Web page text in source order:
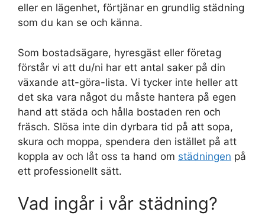
eller en lägenhet, förtjänar en grundlig städning
som du kan se och känna.
Som bostadsägare, hyresgäst eller företag
förstår vi att du/ni har ett antal saker på din
växande att-göra-lista. Vi tycker inte heller att
det ska vara något du måste hantera på egen
hand att städa och hålla bostaden ren och
fräsch. Slösa inte din dyrbara tid på att sopa,
skura och moppa, spendera den istället på att
koppla av och låt oss ta hand om städningen på
ett professionellt sätt.
Vad ingår i vår städning?